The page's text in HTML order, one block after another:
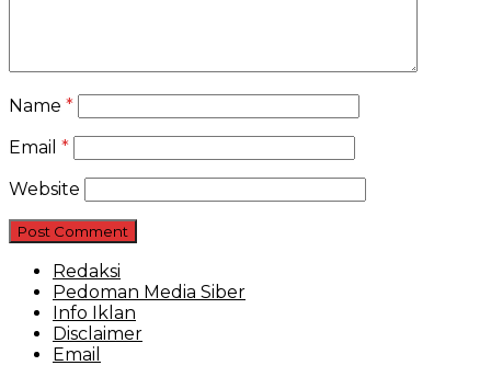
Name *
Email *
Website
Redaksi
Pedoman Media Siber
Info Iklan
Disclaimer
Email